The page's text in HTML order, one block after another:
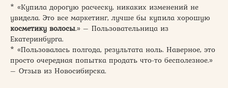
* «Купила дорогую расческу, никаких изменений не
увидела. Это все маркетинг, лучше бы купила хорошую
косметику волосы.» – Пользовательница из
Екатеринбурга.
* «Пользовалась полгода, результата ноль. Наверное, это
просто очередная попытка продать что-то бесполезное.»
– Отзыв из Новосибирска.